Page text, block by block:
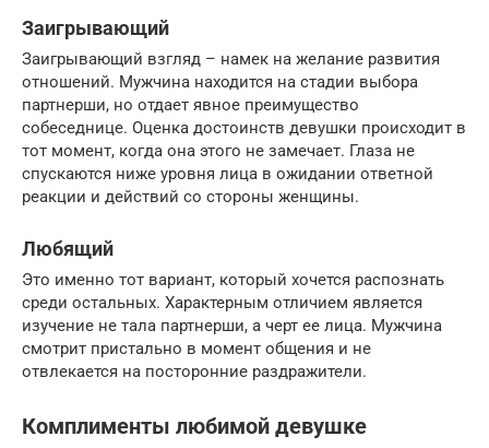
Заигрывающий
Заигрывающий взгляд – намек на желание развития
отношений. Мужчина находится на стадии выбора
партнерши, но отдает явное преимущество
собеседнице. Оценка достоинств девушки происходит в
тот момент, когда она этого не замечает. Глаза не
спускаются ниже уровня лица в ожидании ответной
реакции и действий со стороны женщины.
Любящий
Это именно тот вариант, который хочется распознать
среди остальных. Характерным отличием является
изучение не тала партнерши, а черт ее лица. Мужчина
смотрит пристально в момент общения и не
отвлекается на посторонние раздражители.
Комплименты любимой девушке